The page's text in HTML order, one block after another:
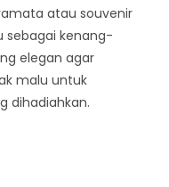
atau souvenir
sebagai kenang-
elegan agar
malu untuk
dihadiahkan.